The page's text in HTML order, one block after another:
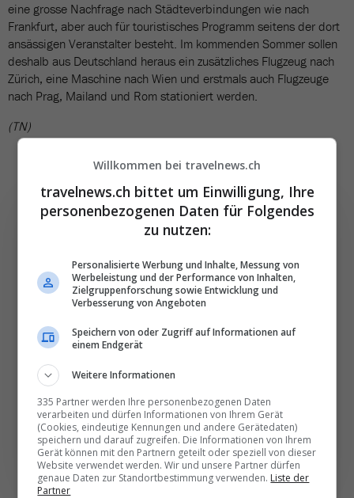
eine grosse Nachfrage nach Städteverbindungen wie nach
Frankfurt, aber auch für touristisches Programm seitens der dort
ansässigen Veranstalter besteht. Im kommenden Sommer sollen
deshalb aus Deutschland heraus ein zusätzliches Flugzeug nach
Zürich, eine Maschine nach Wien und erstmals auch Flugzeuge
nach Prag, Mailand und Rom stationiert werden.
(TN)
Die wichtigsten und
besten News direkt in
Ihr E‑Mail-Postfach
weniger. Bei Travel­news haben Sie die Wahl.
NEWSLETTER ENTDECKEN
Willkommen bei travelnews.ch
travelnews.ch bittet um Einwilligung, Ihre
personenbezogenen Daten für Folgendes
zu nutzen:
Personalisierte Werbung und Inhalte, Messung von
Werbeleistung und der Performance von Inhalten,
Zielgruppenforschung sowie Entwicklung und
Verbesserung von Angeboten
Speichern von oder Zugriff auf Informationen auf
einem Endgerät
Weitere Informationen
335 Partner werden Ihre personenbezogenen Daten
verarbeiten und dürfen Informationen von Ihrem Gerät
(Cookies, eindeutige Kennungen und andere Gerätedaten)
speichern und darauf zugreifen. Die Informationen von Ihrem
Gerät können mit den Partnern geteilt oder speziell von dieser
Website verwendet werden. Wir und unsere Partner dürfen
genaue Daten zur Standortbestimmung verwenden. Liste der
Partner